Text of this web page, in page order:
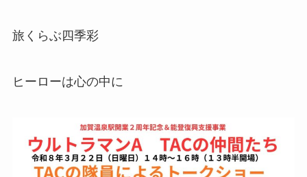
旅くらぶ四季彩
ヒーローは心の中に